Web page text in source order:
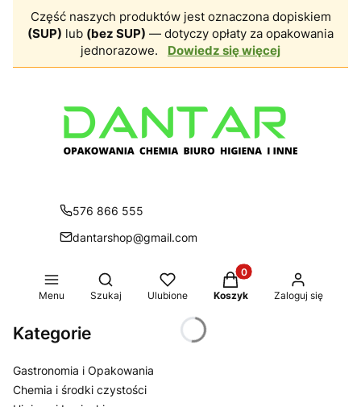
Część naszych produktów jest oznaczona dopiskiem
(SUP) lub (bez SUP) — dotyczy opłaty za opakowania
jednorazowe.
Dowiedz się więcej
576 866 555
dantarshop@gmail.com
Menu
Otwórz wyszukiwarkę
Szukaj Ulubione
Produkty w koszyku:
Koszyk Zaloguj się
Kategorie
Gastronomia i Opakowania
Chemia i środki czystości